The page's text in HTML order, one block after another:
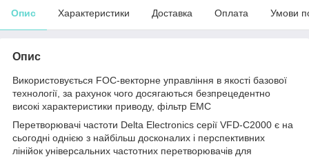
Опис Характеристики Доставка Оплата Умови
Опис
Використовується FOC-векторне управління в якості базової
технології, за рахунок чого досягаються безпрецедентно
високі характеристики приводу, фільтр ЕМС
Перетворювачі частоти Delta Electronics серії VFD-C2000 є на
сьогодні однією з найбільш досконалих і перспективних
лінійок універсальних частотних перетворювачів для